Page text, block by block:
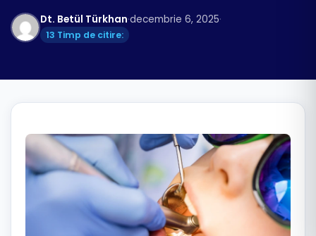
Italiano
Български
Română
Русский
Dt. Betül Türkhan·decembrie 6, 2025·
13 Timp de citire: